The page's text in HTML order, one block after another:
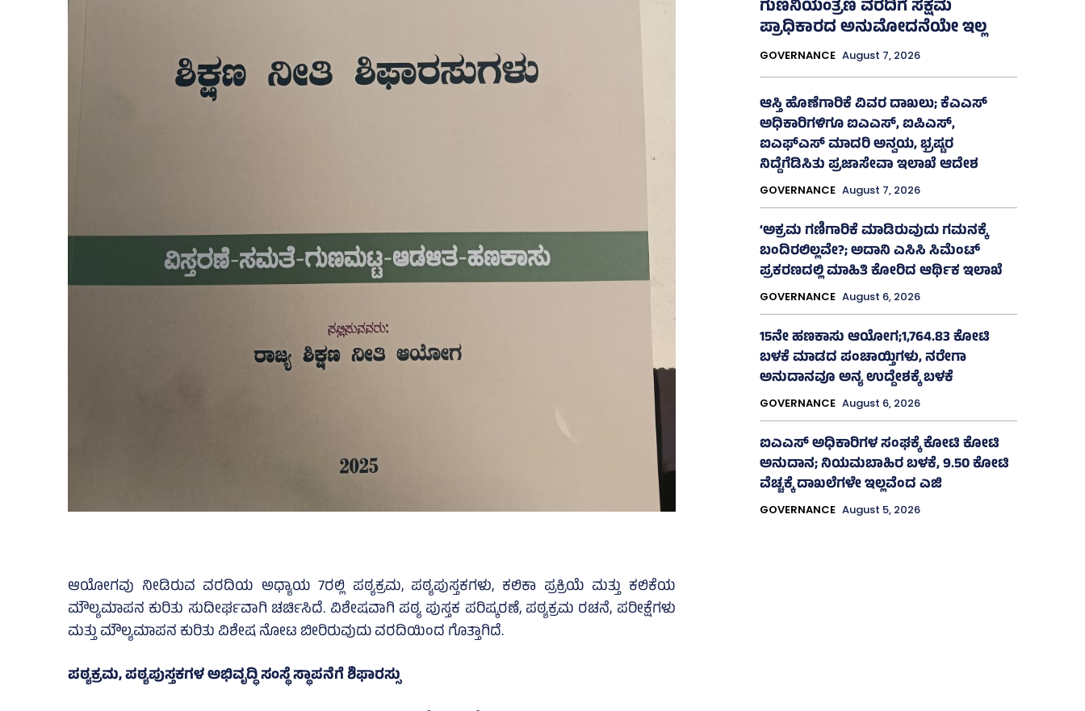
ಆಯೋಗವು ನೀಡಿರುವ ವರದಿಯ ಅಧ್ಯಾಯ 7ರಲ್ಲಿ ಪಠ್ಯಕ್ರಮ, ಪಠ್ಯಪುಸ್ತಕಗಳು, ಕಲಿಕಾ ಪ್ರಕ್ರಿಯೆ ಮತ್ತು ಕಲಿಕೆಯ
ಮೌಲ್ಯಮಾಪನ ಕುರಿತು ಸುದೀರ್ಘವಾಗಿ ಚರ್ಚಿಸಿದೆ. ವಿಶೇಷವಾಗಿ ಪಠ್ಯ ಪುಸ್ತಕ ಪರಿಷ್ಕರಣೆ, ಪಠ್ಯಕ್ರಮ ರಚನೆ, ಪರೀಕ್ಷೆಗಳು
ಮತ್ತು ಮೌಲ್ಯಮಾಪನ ಕುರಿತು ವಿಶೇಷ ನೋಟ ಬೀರಿರುವುದು ವರದಿಯಿಂದ ಗೊತ್ತಾಗಿದೆ.
ಪಠ್ಯಕ್ರಮ, ಪಠ್ಯಪುಸ್ತಕಗಳ ಅಭಿವೃದ್ಧಿ ಸಂಸ್ಥೆ ಸ್ಥಾಪನೆಗೆ ಶಿಫಾರಸ್ಸು
ಗುಣನಿಯಂತ್ರಣ ವರದಿಗೆ ಸಕ್ಷಮ
ಪ್ರಾಧಿಕಾರದ ಅನುಮೋದನೆಯೇ ಇಲ್ಲ
GOVERNANCE August 7, 2026
ಆಸ್ತಿ ಹೊಣೆಗಾರಿಕೆ ವಿವರ ದಾಖಲು; ಕೆಎಎಸ್
ಅಧಿಕಾರಿಗಳಿಗೂ ಐಎಎಸ್‌, ಐಪಿಎಸ್‌,
ಐಎಫ್‌ಎಸ್‌ ಮಾದರಿ ಅನ್ವಯ, ಭ್ರಷ್ಟರ
ನಿದ್ದೆಗೆಡಿಸಿತು ಪ್ರಜಾಸೇವಾ ಇಲಾಖೆ ಆದೇಶ
GOVERNANCE August 7, 2026
‘ಅಕ್ರಮ ಗಣಿಗಾರಿಕೆ ಮಾಡಿರುವುದು ಗಮನಕ್ಕೆ
ಬಂದಿರಲಿಲ್ಲವೇ?; ಅದಾನಿ ಎಸಿಸಿ ಸಿಮೆಂಟ್
ಪ್ರಕರಣದಲ್ಲಿ ಮಾಹಿತಿ ಕೋರಿದ ಆರ್ಥಿಕ ಇಲಾಖೆ
GOVERNANCE August 6, 2026
15ನೇ ಹಣಕಾಸು ಆಯೋಗ;1,764.83 ಕೋಟಿ
ಬಳಕೆ ಮಾಡದ ಪಂಚಾಯ್ತಿಗಳು, ನರೇಗಾ
ಅನುದಾನವೂ ಅನ್ಯ ಉದ್ದೇಶಕ್ಕೆ ಬಳಕೆ
GOVERNANCE August 6, 2026
ಐಎಎಸ್‌ ಅಧಿಕಾರಿಗಳ ಸಂಘಕ್ಕೆ ಕೋಟಿ ಕೋಟಿ
ಅನುದಾನ; ನಿಯಮಬಾಹಿರ ಬಳಕೆ, 9.50 ಕೋಟಿ
ವೆಚ್ಚಕ್ಕೆ ದಾಖಲೆಗಳೇ ಇಲ್ಲವೆಂದ ಎಜಿ
GOVERNANCE August 5, 2026